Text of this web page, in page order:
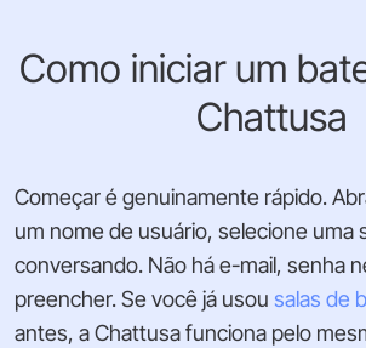
Como iniciar um
Chattusa
Começar é genuinamente rápido.
um nome de usuário, selecione uma
conversando. Não há e-mail, senha
preencher. Se você já usou salas de
antes, a Chattusa funciona pelo